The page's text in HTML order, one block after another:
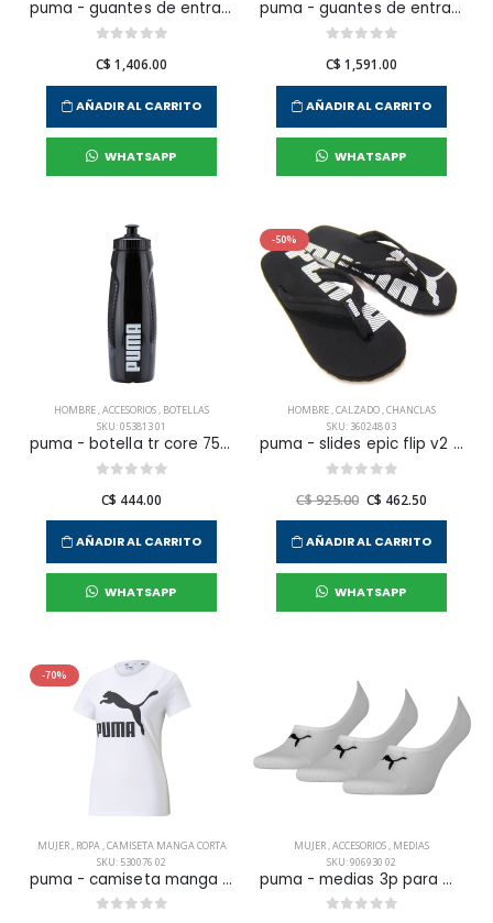
puma - guantes de entranamiento tr ess gloves para hombre
C$ 1,406.00
AÑADIR AL CARRITO
WHATSAPP
puma - guantes de entranamiento tr ess gloves up para hombre
C$ 1,591.00
AÑADIR AL CARRITO
WHATSAPP
HOMBRE,ACCESORIOS, BOTELLAS
SKU: 053813 01
puma - botella tr core 750 ml para hombre
C$ 444.00
AÑADIR AL CARRITO
WHATSAPP
-50%
HOMBRE,CALZADO,CHANCLAS
SKU: 360248 03
puma - slides epic flip v2 para hombre
C$ 925.00 C$ 462.50
AÑADIR AL CARRITO
WHATSAPP
-70%
MUJER, ROPA,CAMISETA MANGA CORTA
SKU: 530076 02
puma - camiseta manga corta classics logo para hombre mujer
MUJER,ACCESORIOS, MEDIAS
SKU: 906930 02
puma - medias 3p para mujer